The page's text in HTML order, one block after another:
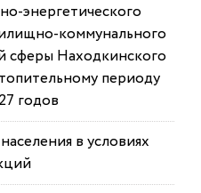
энергетического
коммунального
сферы Находкинского
периоду
годов
в условиях